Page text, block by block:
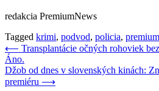
redakcia PremiumNews
Tagged krimi, podvod, policia,
Navigácia
v
článku
⟵ Transplantácie očných rohoviek
Áno.
Džob od dnes v slovenských kinách:
premiéru ⟶